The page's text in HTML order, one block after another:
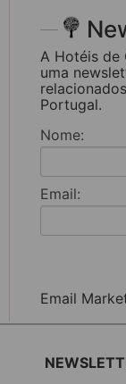
A Hotéis de
uma
Portugal.
Nome:
Email:
Email